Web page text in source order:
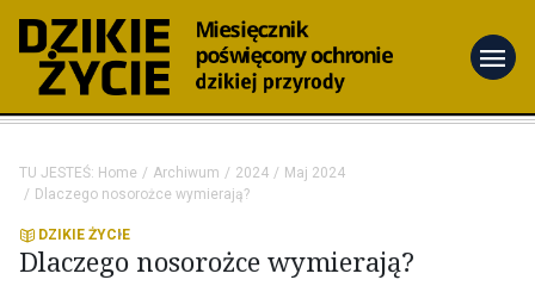
menu
TU JESTEŚ: Home Archiwum 2024
Maj 2024
Dlaczego nosorożce wymierają?
DZIKIE ŻYCIE
Dlaczego nosorożce wymierają?